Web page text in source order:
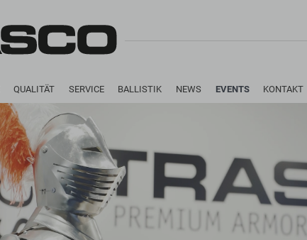
QUALITÄT SERVICE BALLISTIK NEWS EVENTS KONTAKT